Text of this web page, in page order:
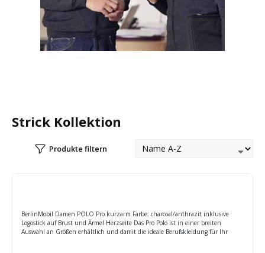
Strick Kollektion
Produkte filtern
BerlinMobil Damen POLO Pro kurzarm Farbe: charcoal/anthrazit inklusive
Logostick auf Brust und Ärmel Herzseite Das Pro Polo ist in einer breiten
Auswahl an Größen erhältlich und damit die ideale Berufskleidung für Ihr